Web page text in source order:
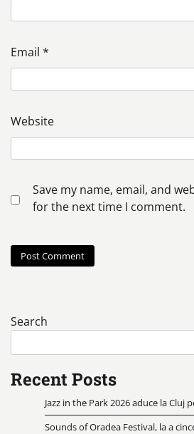
Email *
Website
Save my name, email, and
for the next time I comment.
Search
Recent Posts
Jazz in the Park 2026 aduce la Cluj
Sounds of Oradea Festival, la a